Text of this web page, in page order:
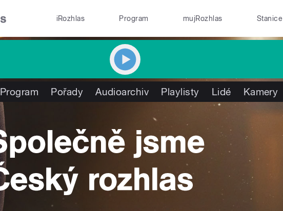
iRozhlas Program mujRozhlas Stanice
Program Pořady Audioarchiv Playlisty Lidé Kamery